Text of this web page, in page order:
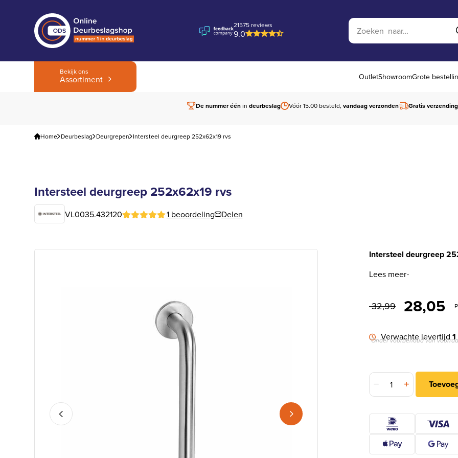
21575 reviews
9.0
Zoek op website
Bekijk ons
Assortiment OutletShowroomGrote
De nummer éénin deurbeslag Vóór 15.00 besteld, vandaag verzonden Gratis verzending
Home Deurbeslag Deurgrepen Intersteel deurgreep 252x62x19 rvs
Intersteel deurgreep 252x62x19 rvs
VL0035.432120
op
1beoordeling Delen
Intersteel deurgreep
Lees meer
32,99 28,05
Verwachte levertijd1
*Onder voorbehoud van
Intersteel deurgreep